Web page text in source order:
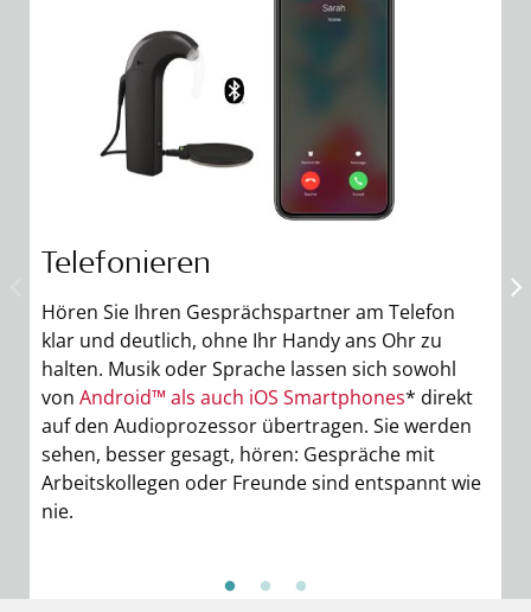
Telefonieren
Hören Sie Ihren Gesprächspartner am Telefon
klar und deutlich, ohne Ihr Handy ans Ohr zu
halten. Musik oder Sprache lassen sich sowohl
von Android™ als auch iOS Smartphones* direkt
auf den Audioprozessor übertragen. Sie werden
sehen, besser gesagt, hören: Gespräche mit
Arbeitskollegen oder Freunde sind entspannt wie
nie.